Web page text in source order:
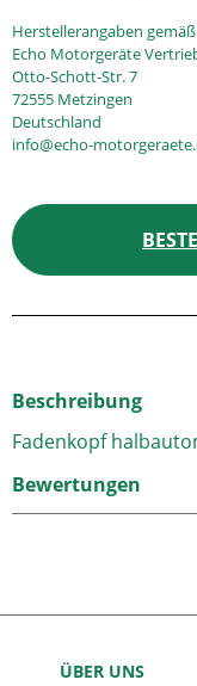
Herstellerangaben
Echo Motorgeräte
Otto-Schott-Str. 7
72555 Metzingen
Deutschland
info@echo-
Beschreibung
Fadenkopf
Bewertungen
ÜBER UNS